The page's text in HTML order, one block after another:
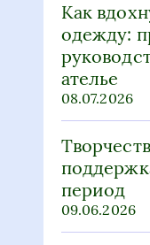
Как
одежду:
ателье
08.07.2026
период
09.06.2026